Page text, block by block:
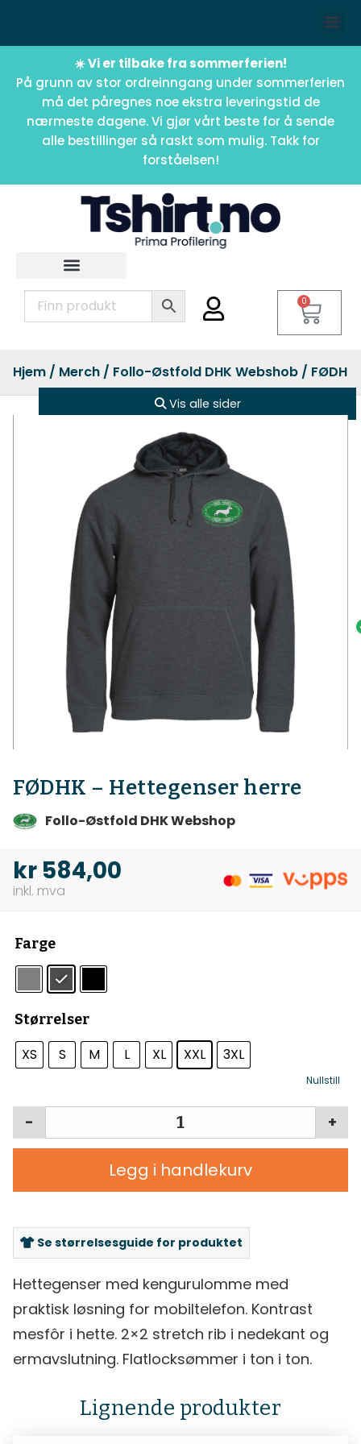
☀️ Vi er tilbake fra sommerferien!
På grunn av stor ordreinngang under sommerferien
må det påregnes noe ekstra leveringstid de
nærmeste dagene. Vi gjør vårt beste for å sende
alle bestillinger så raskt som mulig. Takk for
forståelsen!
0
Hjem / Merch / Follo-Østfold DHK Webshob /
Vis alle sider
FØDHK – Hettegenser herre
Follo-Østfold DHK Webshop
kr 584,00
Farge
Størrelser
XS S M L XL XXL 3XL
Nullstill
+
-
Legg i handlekurv
Se størrelsesguide for produktet
Hettegenser med kengurulomme med
praktisk løsning for mobiltelefon. Kontrast
mesfôr i hette. 2×2 stretch rib i nedekant og
ermavslutning. Flatlocksømmer i ton i ton.
Lignende produkter